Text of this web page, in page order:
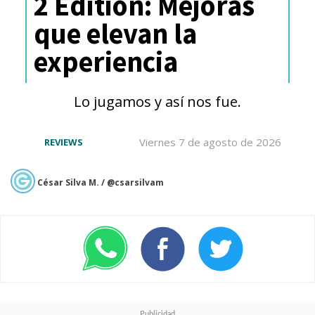
cineasta, eligiendo con pinzas las
tres épocas de nuestro pasado a
explorar.
que elevan la
experiencia
Lo jugamos y así nos fue.
Viernes 7 de agosto de 2026
REVIEWS
César Silva M. / @csarsilvam